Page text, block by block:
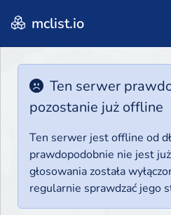
mclist.io
Ten serwer
pozostanie już offline
Ten serwer jest offline od
prawdopodobnie nie jest
głosowania została
regularnie sprawdzać jego